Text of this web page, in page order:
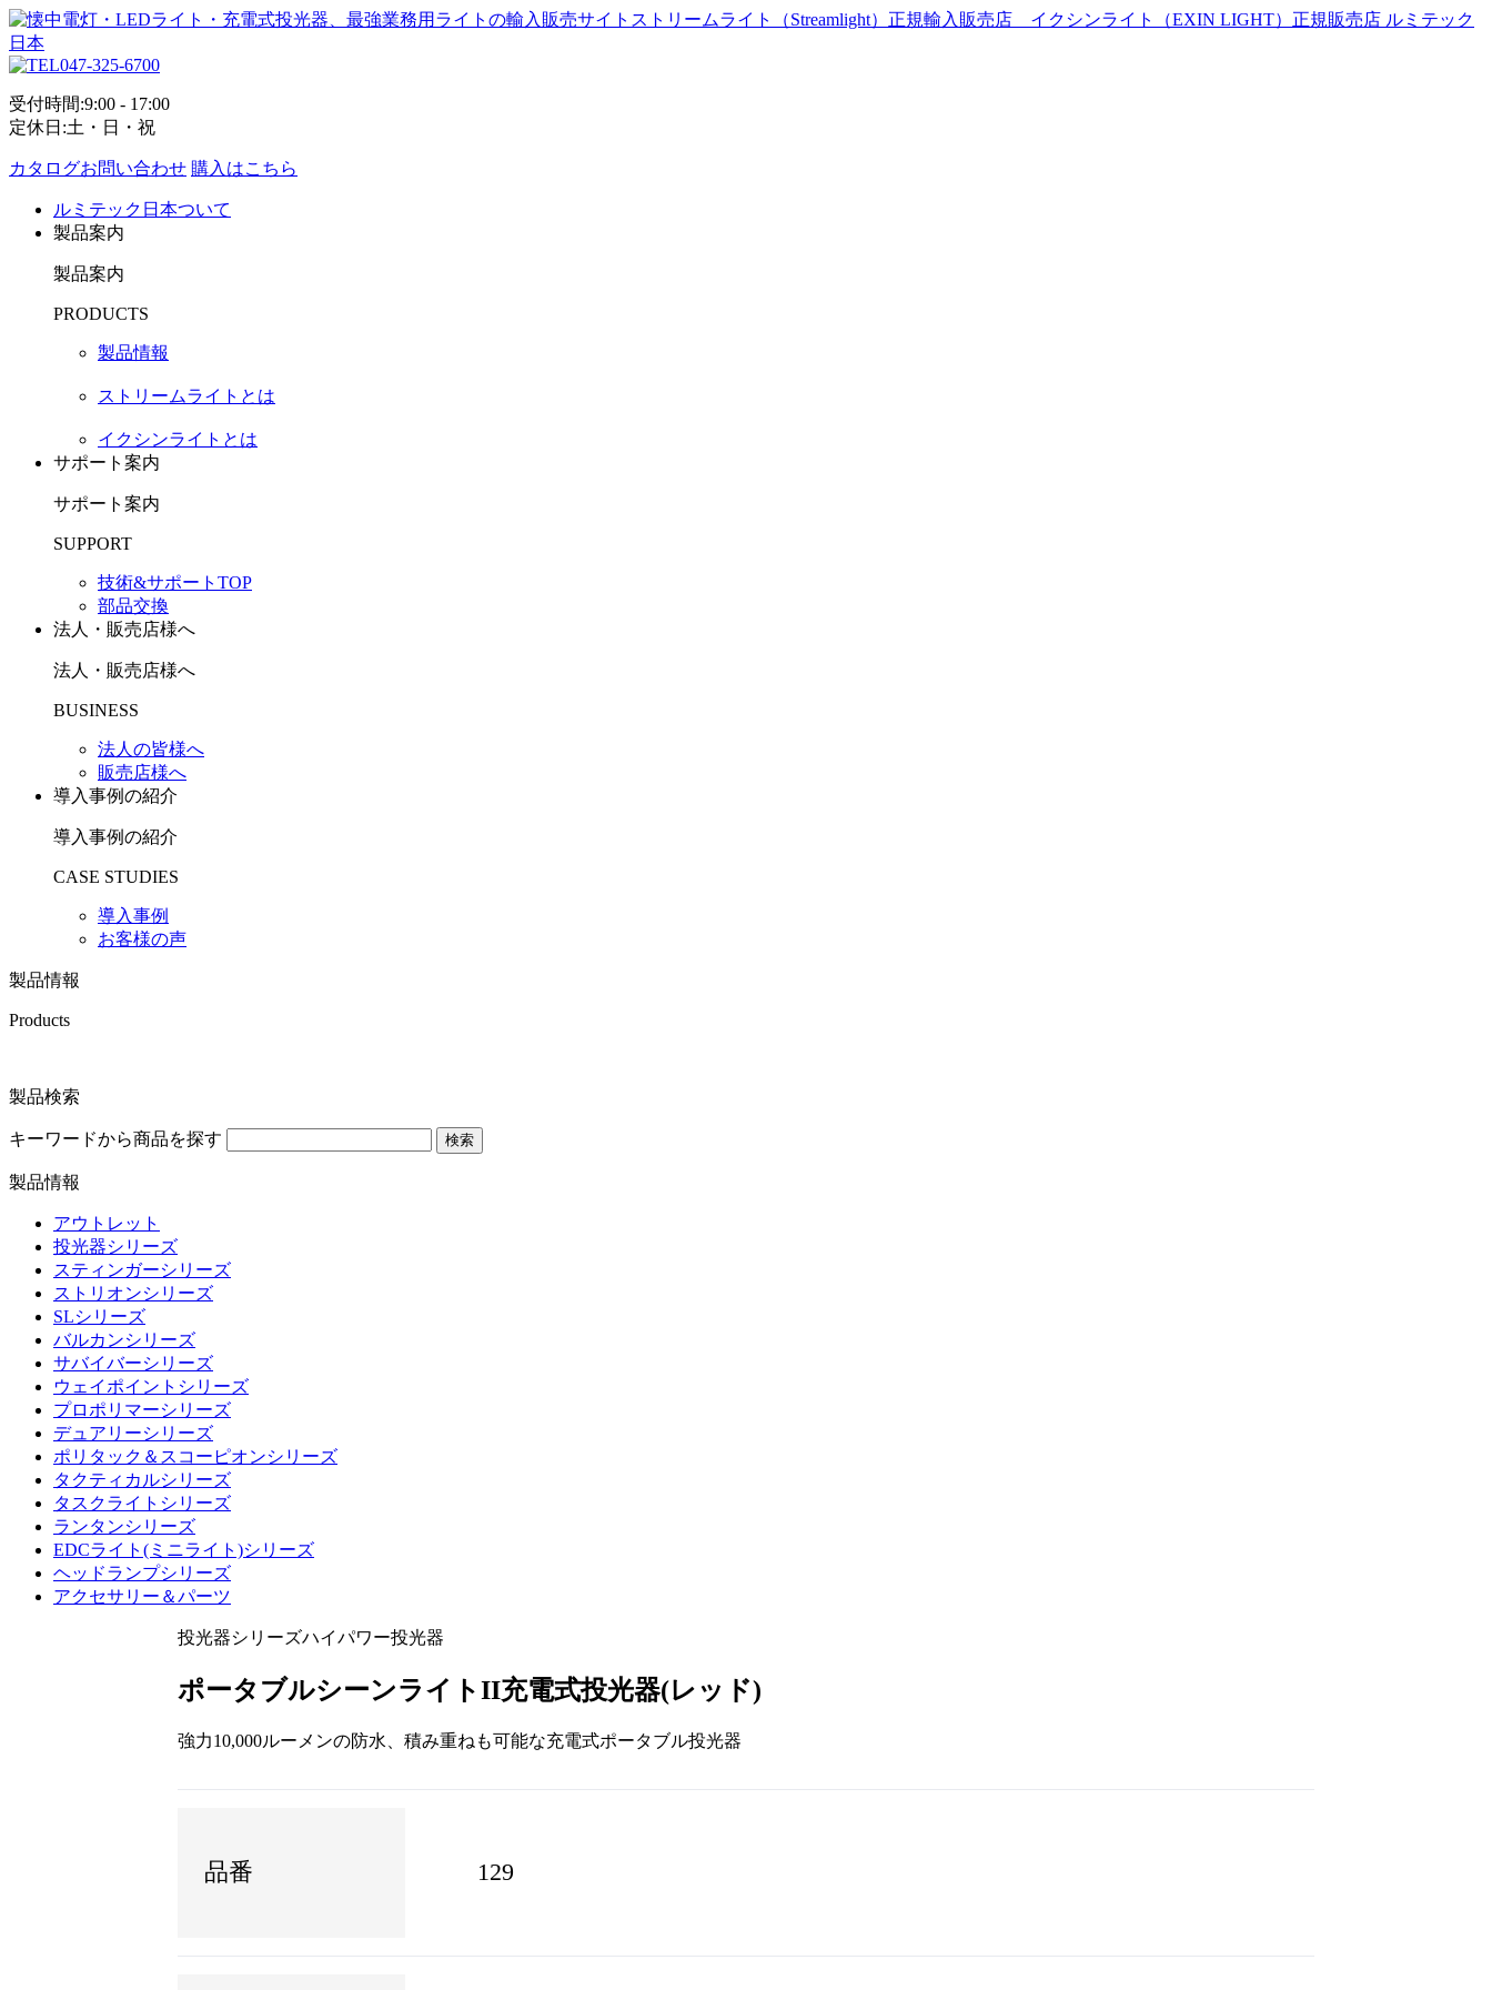
047-325-6700
受付時間:9:00 - 17:00
定休日:土・日・祝
カタログお問い合わせ 購入はこちら
ルミテック日本ついて
製品案内
製品案内
PRODUCTS
製品情報
ストリームライトとは
イクシンライトとは
サポート案内
サポート案内
SUPPORT
技術&サポートTOP
部品交換
法人・販売店様へ
法人・販売店様へ
BUSINESS
法人の皆様へ
販売店様へ
導入事例の紹介
導入事例の紹介
CASE STUDIES
導入事例
お客様の声
製品情報
Products
製品検索
キーワードから商品を探す 検索
製品情報
アウトレット
投光器シリーズ
スティンガーシリーズ
ストリオンシリーズ
SLシリーズ
バルカンシリーズ
サバイバーシリーズ
ウェイポイントシリーズ
プロポリマーシリーズ
デュアリーシリーズ
ポリタック＆スコーピオンシリーズ
タクティカルシリーズ
タスクライトシリーズ
ランタンシリーズ
EDCライト(ミニライト)シリーズ
ヘッドランプシリーズ
アクセサリー＆パーツ
投光器シリーズハイパワー投光器
ポータブルシーンライトII充電式投光器(レッド)
強力10,000ルーメンの防水、積み重ねも可能な充電式ポータブル投光器
品番 129